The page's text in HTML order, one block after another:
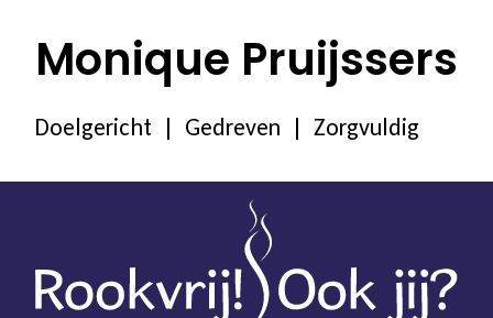
Coaching in groepsverband
Coaching voor jongeren
Coaching in een andere taal
Monique Pruijssers
Doelgericht | Gedreven | Zorgvuldig